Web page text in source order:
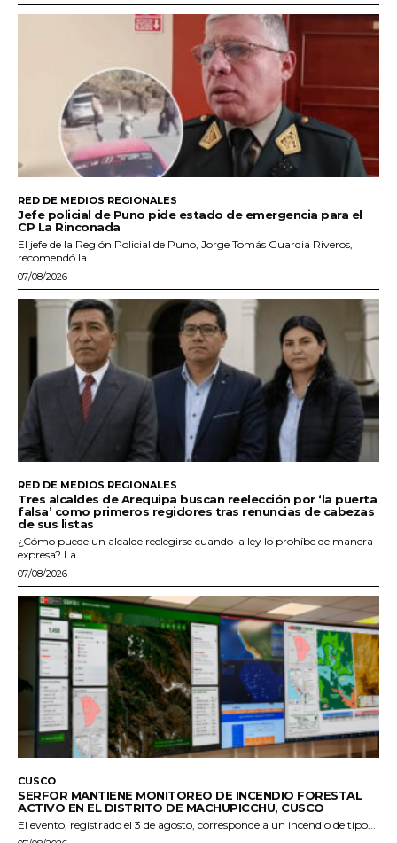
RED DE MEDIOS REGIONALES
Jefe policial de Puno pide estado de emergencia para el
CP La Rinconada
El jefe de la Región Policial de Puno, Jorge Tomás Guardia Riveros,
recomendó la...
07/08/2026
RED DE MEDIOS REGIONALES
Tres alcaldes de Arequipa buscan reelección por ‘la puerta
falsa’ como primeros regidores tras renuncias de cabezas
de sus listas
¿Cómo puede un alcalde reelegirse cuando la ley lo prohíbe de manera
expresa? La...
07/08/2026
CUSCO
SERFOR MANTIENE MONITOREO DE INCENDIO FORESTAL
ACTIVO EN EL DISTRITO DE MACHUPICCHU, CUSCO
El evento, registrado el 3 de agosto, corresponde a un incendio de tipo...